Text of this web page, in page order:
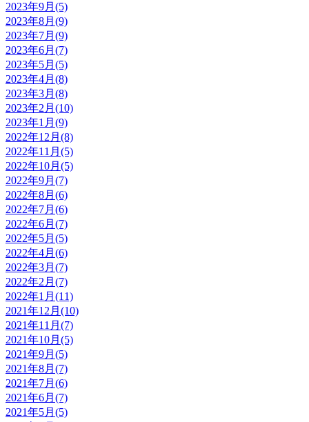
2023年9月(5)
2023年8月(9)
2023年7月(9)
2023年6月(7)
2023年5月(5)
2023年4月(8)
2023年3月(8)
2023年2月(10)
2023年1月(9)
2022年12月(8)
2022年11月(5)
2022年10月(5)
2022年9月(7)
2022年8月(6)
2022年7月(6)
2022年6月(7)
2022年5月(5)
2022年4月(6)
2022年3月(7)
2022年2月(7)
2022年1月(11)
2021年12月(10)
2021年11月(7)
2021年10月(5)
2021年9月(5)
2021年8月(7)
2021年7月(6)
2021年6月(7)
2021年5月(5)